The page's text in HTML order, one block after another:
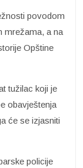
povodom
mrežama, a na
Opštine
tužilac koji je
obavještenja
će se izjasniti
policije